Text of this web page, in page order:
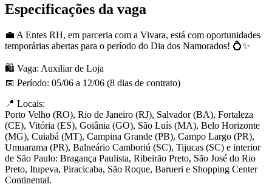
Especificações da vaga
💼 A Entes RH, em parceria com a Vivara, está com oportunidades
temporárias abertas para o período do Dia dos Namorados! 💍✨
🛍️ Vaga: Auxiliar de Loja
📅 Período: 05/06 a 12/06 (8 dias de contrato)
📍 Locais:
Porto Velho (RO), Rio de Janeiro (RJ), Salvador (BA), Fortaleza
(CE), Vitória (ES), Goiânia (GO), São Luís (MA), Belo Horizonte
(MG), Cuiabá (MT), Campina Grande (PB), Campo Largo (PR),
Umuarama (PR), Balneário Camboriú (SC), Tijucas (SC) e interior
de São Paulo: Bragança Paulista, Ribeirão Preto, São José do Rio
Preto, Itupeva, Piracicaba, São Roque, Barueri e Shopping Center
Continental.